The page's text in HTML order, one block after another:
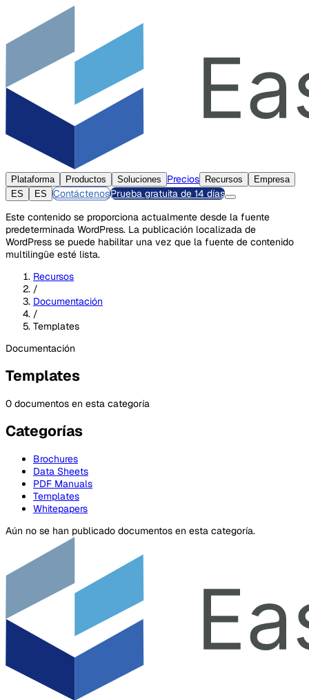
Plataforma Productos Soluciones Precios Recursos
Empresa
ES
ES ContáctenosPrueba gratuita de 14 días
Este contenido se proporciona actualmente desde la fuente
predeterminada WordPress. La publicación localizada de
WordPress se puede habilitar una vez que la fuente de contenido
multilingüe esté lista.
Recursos
/
Documentación
/
Templates
Documentación
Templates
0 documentos en esta categoría
Categorías
Brochures
Data Sheets
PDF Manuals
Templates
Whitepapers
Aún no se han publicado documentos en esta categoría.